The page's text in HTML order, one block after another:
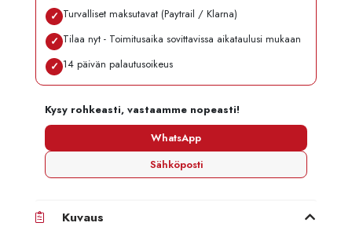
✓ Turvalliset maksutavat (Paytrail / Klarna)
✓ Tilaa nyt - Toimitusaika sovittavissa aikataulusi mukaan
✓ 14 päivän palautusoikeus
Kysy rohkeasti, vastaamme nopeasti!
WhatsApp
Sähköposti
Kuvaus